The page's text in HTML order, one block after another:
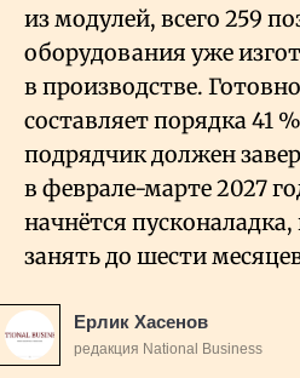
из модулей, всего 259
оборудования уже
в производстве.
составляет порядка 41
подрядчик должен
в феврале-марте 2027
начнётся
занять до шести
Ерлик Хасенов
редакция National Business